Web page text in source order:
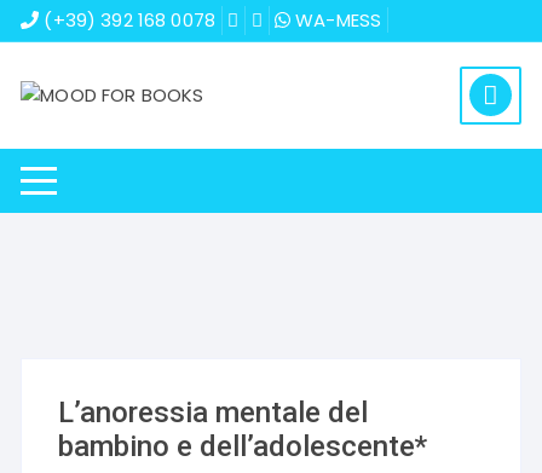
al
(+39) 392 168 0078 WA-MESS
L’anoressia mentale del
bambino e dell’adolescente*